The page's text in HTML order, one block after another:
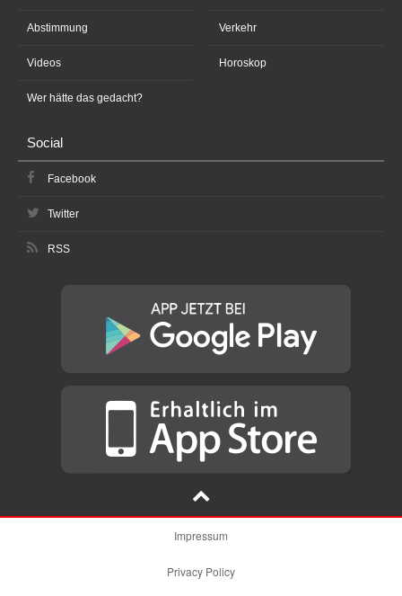
Abstimmung
Videos
Wer hätte das gedacht?
Verkehr
Horoskop
Social
Facebook
Twitter
RSS
Impressum
Privacy Policy